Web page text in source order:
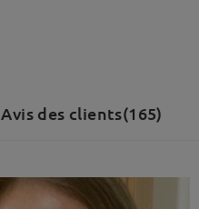
Avis des clients(165)